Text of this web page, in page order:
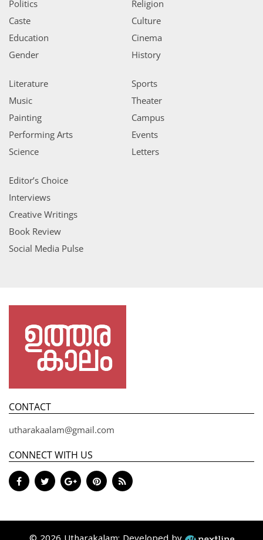
Politics
Caste
Education
Gender
Religion
Culture
Cinema
History
Literature
Music
Painting
Performing Arts
Science
Sports
Theater
Campus
Events
Letters
Editor’s Choice
Interviews
Creative Writings
Book Review
Social Media Pulse
CONTACT
utharakaalam@gmail.com
CONNECT WITH US